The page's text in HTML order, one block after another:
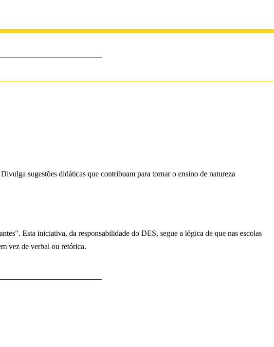
sugestões didáticas que contribuam para tornar o ensino de natureza
Esta iniciativa, da responsabilidade do DES, segue a lógica de que nas escolas
vez de verbal ou retórica.